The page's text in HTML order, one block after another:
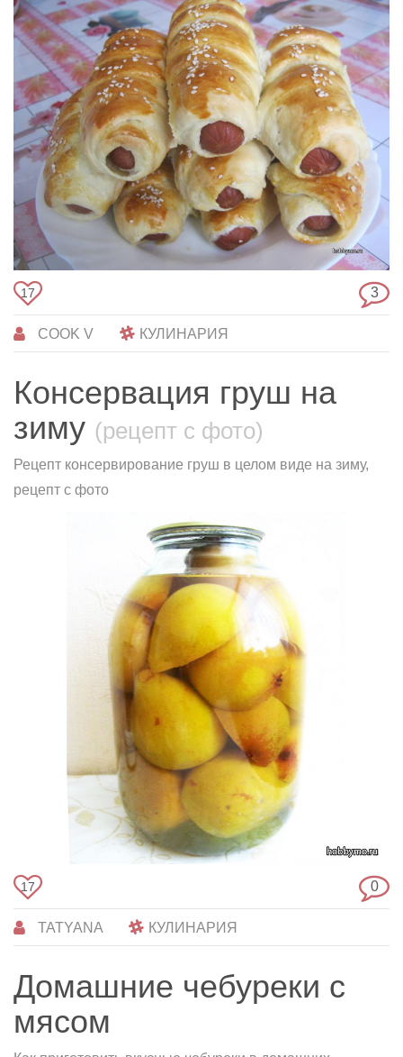
17 3
COOK V КУЛИНАРИЯ
Консервация груш на
зиму (рецепт с фото)
Рецепт консервирование груш в целом виде на зиму,
рецепт с фото
17 0
TATYANA КУЛИНАРИЯ
Домашние чебуреки с
мясом